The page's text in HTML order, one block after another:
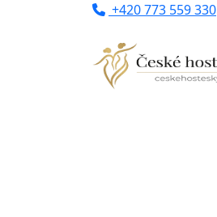
+420 773 559 330